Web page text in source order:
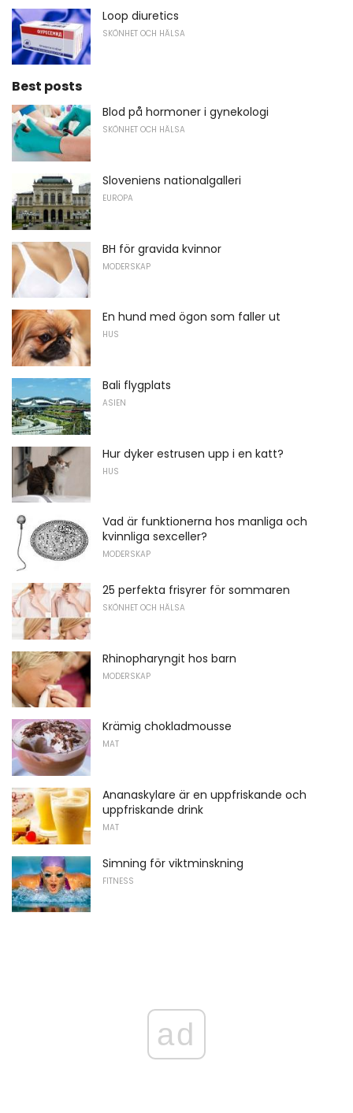
Loop diuretics
SKÖNHET OCH HÄLSA
Best posts
Blod på hormoner i gynekologi
SKÖNHET OCH HÄLSA
Sloveniens nationalgalleri
EUROPA
BH för gravida kvinnor
MODERSKAP
En hund med ögon som faller ut
HUS
Bali flygplats
ASIEN
Hur dyker estrusen upp i en katt?
HUS
Vad är funktionerna hos manliga och
kvinnliga sexceller?
MODERSKAP
25 perfekta frisyrer för sommaren
SKÖNHET OCH HÄLSA
Rhinopharyngit hos barn
MODERSKAP
Krämig chokladmousse
MAT
Ananaskylare är en uppfriskande och
uppfriskande drink
MAT
Simning för viktminskning
FITNESS
ad